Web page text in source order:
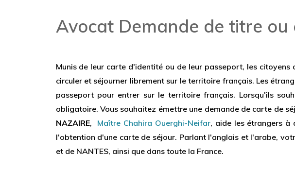
Avocat Demande de titre
Munis de leur carte d'identité ou de leur passeport, les citoyens
circuler et séjourner librement sur le territoire français. Les
passeport pour entrer sur le territoire français. Lorsqu'ils
obligatoire. Vous souhaitez émettre une demande de carte de
NAZAIRE, Maître Chahira Ouerghi-Neifar, aide les étrangers à
l'obtention d'une carte de séjour. Parlant l'anglais et l'arabe,
et de NANTES, ainsi que dans toute la France.